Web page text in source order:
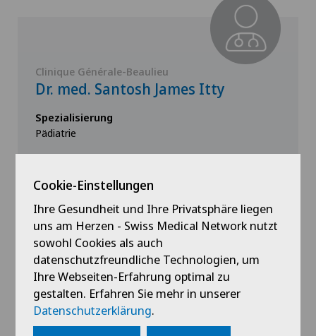
Clinique Générale-Beaulieu
Dr. med. Santosh James Itty
Spezialisierung
Pädiatrie
Profil ansehen
Cookie-Einstellungen
Ihre Gesundheit und Ihre Privatsphäre liegen
uns am Herzen - Swiss Medical Network nutzt
sowohl Cookies als auch
datenschutzfreundliche Technologien, um
Ihre Webseiten-Erfahrung optimal zu
gestalten. Erfahren Sie mehr in unserer
Datenschutzerklärung.